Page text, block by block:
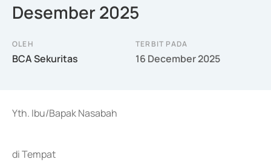
Desember 2025
OLEH
BCA Sekuritas
TERBIT PADA
16 December 2025
Yth. Ibu/Bapak Nasabah
di Tempat